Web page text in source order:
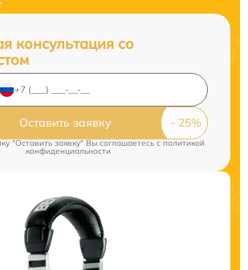
консультация со
Оставить заявку
"Оставить заявку" Вы соглашаетесь cполитикой
конфиденциальности